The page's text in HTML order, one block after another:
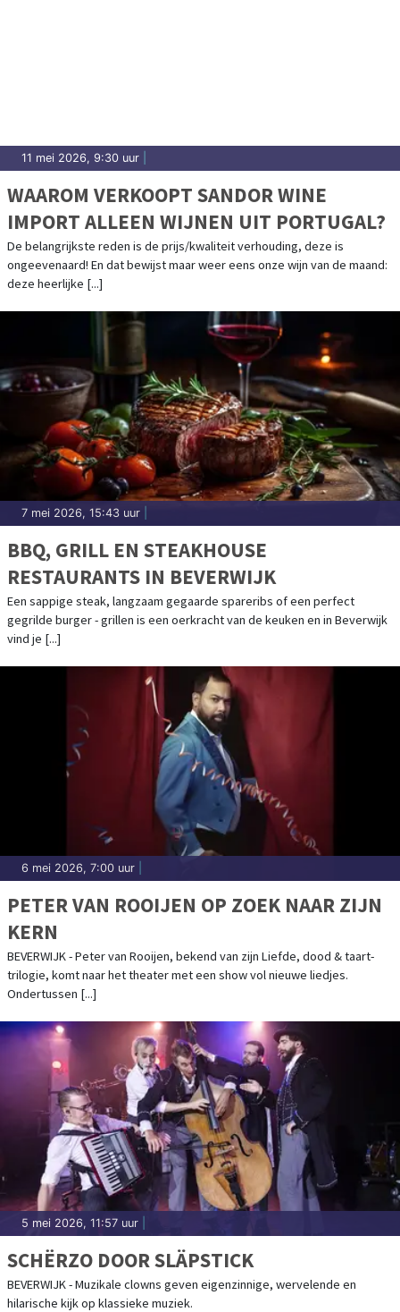
11 mei 2026, 9:30 uur
WAAROM VERKOOPT SANDOR WINE
IMPORT ALLEEN WIJNEN UIT PORTUGAL?
De belangrijkste reden is de prijs/kwaliteit verhouding, deze is
ongeevenaard! En dat bewijst maar weer eens onze wijn van de maand:
deze heerlijke [...]
7 mei 2026, 15:43 uur
BBQ, GRILL EN STEAKHOUSE
RESTAURANTS IN BEVERWIJK
Een sappige steak, langzaam gegaarde spareribs of een perfect
gegrilde burger - grillen is een oerkracht van de keuken en in Beverwijk
vind je [...]
6 mei 2026, 7:00 uur
PETER VAN ROOIJEN OP ZOEK NAAR ZIJN
KERN
BEVERWIJK - Peter van Rooijen, bekend van zijn Liefde, dood & taart-
trilogie, komt naar het theater met een show vol nieuwe liedjes.
Ondertussen [...]
5 mei 2026, 11:57 uur
SCHËRZO DOOR SLÄPSTICK
BEVERWIJK - Muzikale clowns geven eigenzinnige, wervelende en
hilarische kijk op klassieke muziek.